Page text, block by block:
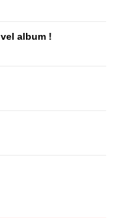
album !